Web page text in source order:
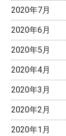
2020年7月
2020年6月
2020年5月
2020年4月
2020年3月
2020年2月
2020年1月